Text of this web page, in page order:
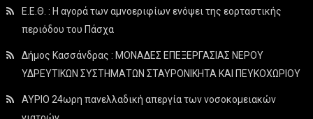
Ε.Ε.Θ. : Η αγορά των αμνοεριφίων ενόψει της εορταστικής
περιόδου του Πάσχα
Δήμος Κασσάνδρας : ΜΟΝΑΔΕΣ ΕΠΕΞΕΡΓΑΣΙΑΣ ΝΕΡΟΥ
ΥΔΡΕΥΤΙΚΩΝ ΣΥΣΤΗΜΑΤΩΝ ΣΤΑΥΡΟΝΙΚΗΤΑ ΚΑΙ ΠΕΥΚΟΧΩΡΙΟΥ
ΑΥΡΙΟ 24ωρη πανελλαδική απεργία των νοσοκομειακών